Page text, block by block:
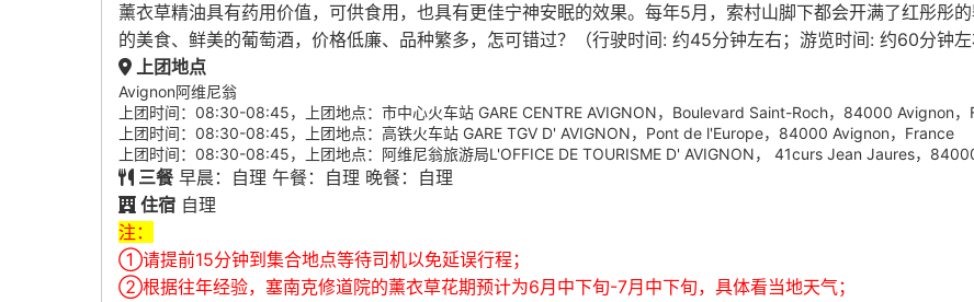
薰衣草精油具有药用价值，可供食用，也具有更佳宁神安眠的效果。每年5月，索村山脚下都会开满了红彤彤
的美食、鲜美的葡萄酒，价格低廉、品种繁多，怎可错过？（行驶时间: 约45分钟左右；游览时间: 约60分钟
上团地点
Avignon阿维尼翁
上团时间：08:30-08:45，上团地点：市中心火车站 GARE CENTRE AVIGNON，Boulevard Saint-Roch，84000 Avignon
上团时间：08:30-08:45，上团地点：高铁火车站 GARE TGV D' AVIGNON，Pont de l'Europe，84000 Avignon，France
上团时间：08:30-08:45，上团地点：阿维尼翁旅游局L'OFFICE DE TOURISME D' AVIGNON， 41curs Jean Jaures，
三餐 早晨：自理 午餐：自理 晚餐：自理
住宿 自理
注：
①请提前15分钟到集合地点等待司机以免延误行程；
②根据往年经验，塞南克修道院的薰衣草花期预计为6月中下旬-7月中下旬，具体看当地天气；